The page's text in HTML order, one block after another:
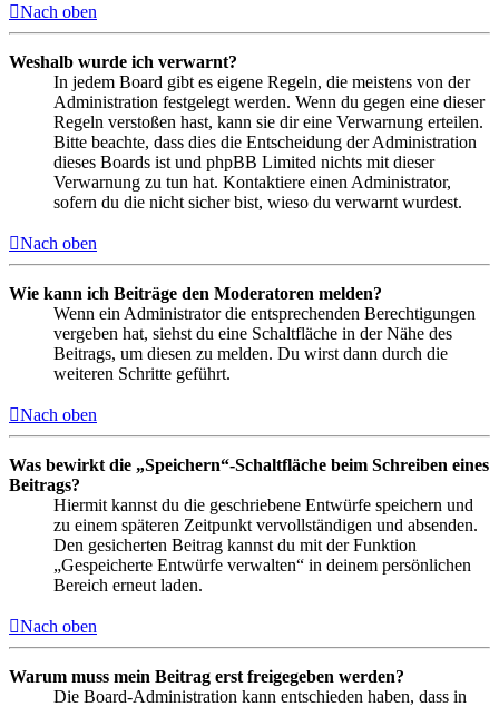
Nach oben
Weshalb wurde ich verwarnt?
In jedem Board gibt es eigene Regeln, die meistens von der
Administration festgelegt werden. Wenn du gegen eine dieser
Regeln verstoßen hast, kann sie dir eine Verwarnung erteilen.
Bitte beachte, dass dies die Entscheidung der Administration
dieses Boards ist und phpBB Limited nichts mit dieser
Verwarnung zu tun hat. Kontaktiere einen Administrator,
sofern du die nicht sicher bist, wieso du verwarnt wurdest.
Nach oben
Wie kann ich Beiträge den Moderatoren melden?
Wenn ein Administrator die entsprechenden Berechtigungen
vergeben hat, siehst du eine Schaltfläche in der Nähe des
Beitrags, um diesen zu melden. Du wirst dann durch die
weiteren Schritte geführt.
Nach oben
Was bewirkt die „Speichern“-Schaltfläche beim Schreiben eines
Beitrags?
Hiermit kannst du die geschriebene Entwürfe speichern und
zu einem späteren Zeitpunkt vervollständigen und absenden.
Den gesicherten Beitrag kannst du mit der Funktion
„Gespeicherte Entwürfe verwalten“ in deinem persönlichen
Bereich erneut laden.
Nach oben
Warum muss mein Beitrag erst freigegeben werden?
Die Board-Administration kann entschieden haben, dass in